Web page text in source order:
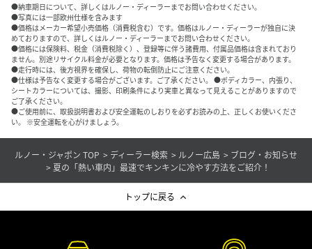
●納車期日について、詳しくはルノー・ディーラーまでお問い合わせください。
●写真には一部欧州仕様を含みます
●価格はメーカー希望小売価格（消費税含む）です。価格はルノー・ディーラーが独自に決
めておりますので、詳しくはルノー・ディーラーまでお問い合わせください。
●価格には保険料、税金（消費税除く）、登録等に伴う諸費用、付属品価格は含まれており
ません。別途リサイクル料金が必要となります。価格は予告なく変更する場合があります。
●走行時には、後方視界を確保し、荷物の転倒防止にご注意ください。
●仕様は予告なく変更する場合がございます。ご了承ください。 ●ボディカラー、内張り、
シートカラーについては、撮影、印刷条件により実車と異なって見えることがありますので
ご了承ください。
●ご使用前に、取扱説明書および安全運転のしおりを必ずお読みの上、正しくお使いくださ
い。 ※安全運転を心がけましょう。
ルノー・ジャポン TOP ディーラー検索 ルノー広島
ブログ・お知らせ
夏の「熱い車内」最速でキンキンに冷やす方法をご紹介！
トップに戻る